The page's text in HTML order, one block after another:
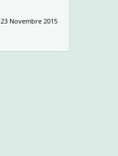
23 Novembre 2015